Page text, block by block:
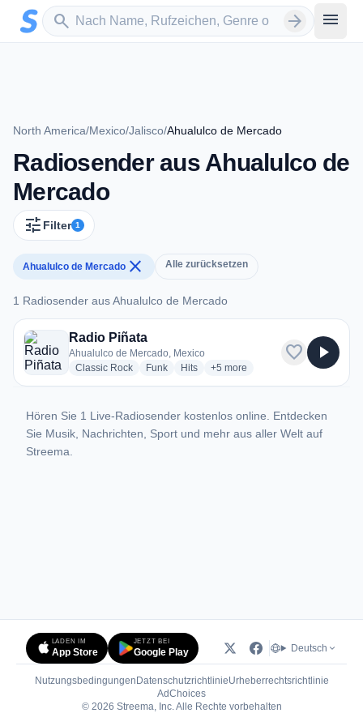
Zum Hauptinhalt springen
search
Sender suchen arrow_forward menu
North America/Mexico/Jalisco/Ahualulco de Mercado
Radiosender aus Ahualulco de
Mercado
tune Filter 1
Ahualulco de Mercado close Alle zurücksetzen
1 Radiosender aus Ahualulco de Mercado
1 Radiosender aus Ahualulco de Mercado
Radio Piñata
Ahualulco de Mercado, Mexico
Classic Rockradio stations
Funkradio stations
Hitsradio stations
+5 more genres for Radio Piñata
more
favorite play_arrow
Hören Sie 1 Live-Radiosender kostenlos online. Entdecken
Sie Musik, Nachrichten, Sport und mehr aus aller Welt auf
Streema.
LADEN IM
App Store
JETZT BEI
Google Play Deutsch
Nutzungsbedingungen DatenschutzrichtlinieUrheberrechtsrichtlinie
AdChoices(öffnet in neuem Tab)
© 2026 Streema, Inc. Alle Rechte vorbehalten